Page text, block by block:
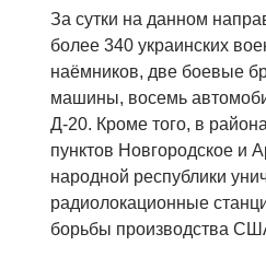
За сутки на данном
более 340 украинских
наёмников, две боевые
машины, восемь
Д-20. Кроме того, в
пунктов Новгородское и
народной республики
радиолокационные
борьбы производства